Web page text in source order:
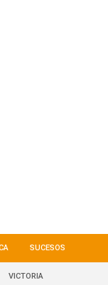
SUCESOS
VICTORIA